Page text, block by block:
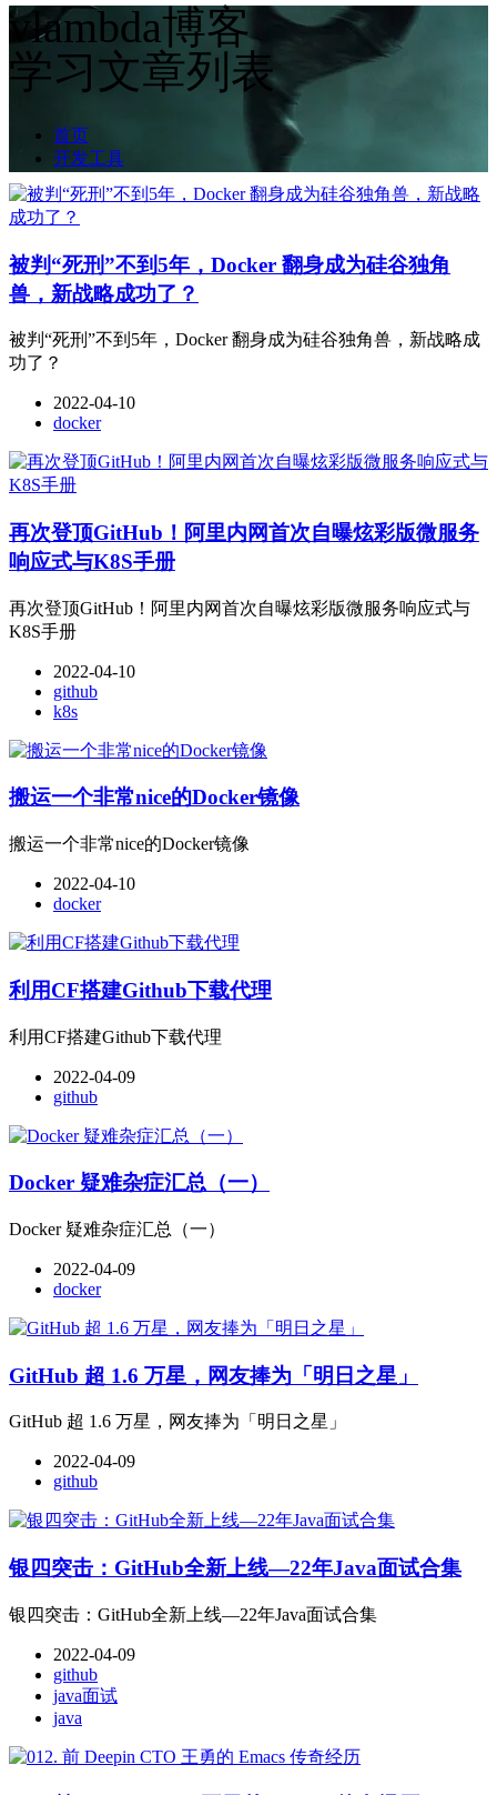
vlambda博客
学习文章列表
首页
开发工具
被判“死刑”不到5年，Docker 翻身成为硅谷独角
兽，新战略成功了？
被判“死刑”不到5年，Docker 翻身成为硅谷独角兽，新战略成
功了？
2022-04-10
docker
再次登顶GitHub！阿里内网首次自曝炫彩版微服务
响应式与K8S手册
再次登顶GitHub！阿里内网首次自曝炫彩版微服务响应式与
K8S手册
2022-04-10
github
k8s
搬运一个非常nice的Docker镜像
搬运一个非常nice的Docker镜像
2022-04-10
docker
利用CF搭建Github下载代理
利用CF搭建Github下载代理
2022-04-09
github
Docker 疑难杂症汇总（一）
Docker 疑难杂症汇总（一）
2022-04-09
docker
GitHub 超 1.6 万星，网友捧为「明日之星」
GitHub 超 1.6 万星，网友捧为「明日之星」
2022-04-09
github
银四突击：GitHub全新上线—22年Java面试合集
银四突击：GitHub全新上线—22年Java面试合集
2022-04-09
github
java面试
java